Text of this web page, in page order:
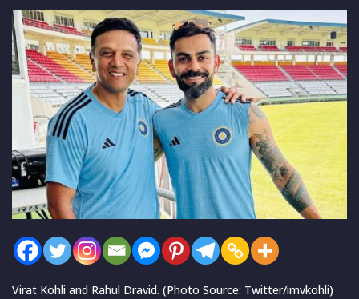
Virat Kohli and Rahul Dravid. (Photo Source: Twitter/imvkohli)